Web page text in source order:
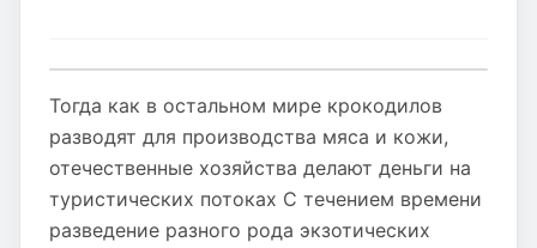
Тогда как в остальном мире крокодилов
разводят для производства мяса и кожи,
отечественные хозяйства делают деньги на
туристических потоках С течением времени
разведение разного рода экзотических